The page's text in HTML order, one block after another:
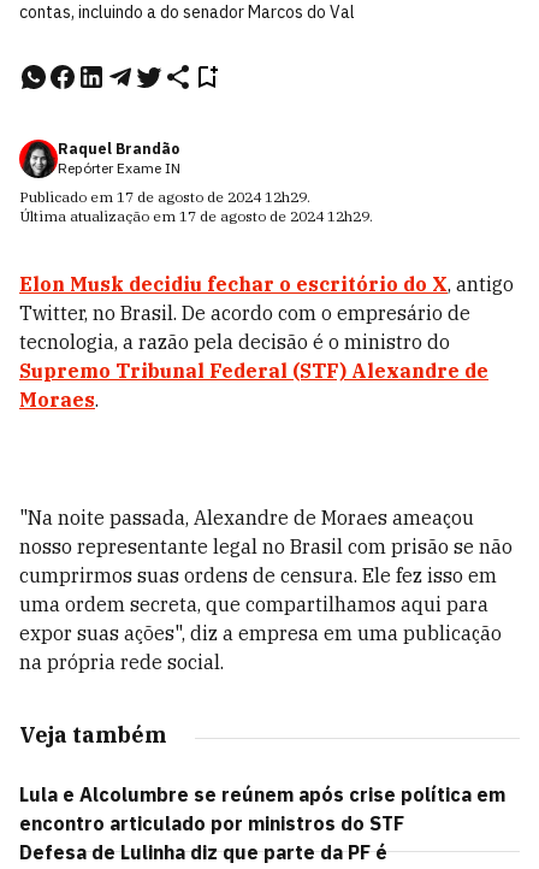
contas, incluindo a do senador Marcos do Val
Raquel Brandão
Repórter Exame IN
Publicado em 17 de agosto de 2024 12h29.
Última atualização em 17 de agosto de 2024 12h29.
Elon Musk decidiu fechar o escritório do X, antigo
Twitter, no Brasil. De acordo com o empresário de
tecnologia, a razão pela decisão é o ministro do
Supremo Tribunal Federal (STF) Alexandre de
Moraes.
"Na noite passada, Alexandre de Moraes ameaçou
nosso representante legal no Brasil com prisão se não
cumprirmos suas ordens de censura. Ele fez isso em
uma ordem secreta, que compartilhamos aqui para
expor suas ações", diz a empresa em uma publicação
na própria rede social.
Veja também
Lula e Alcolumbre se reúnem após crise política em
encontro articulado por ministros do STF
Defesa de Lulinha diz que parte da PF é